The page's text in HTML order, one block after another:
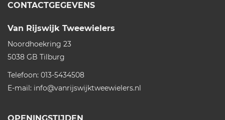
CONTACTGEGEVENS
Van Rijswijk Tweewielers
Noordhoekring 23
5038 GB Tilburg
Telefoon: 013-5434508
E-mail: info@vanrijswijktweewielers.nl